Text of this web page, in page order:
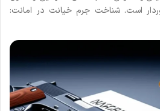
است. شناخت جرم خیانت در امانت: